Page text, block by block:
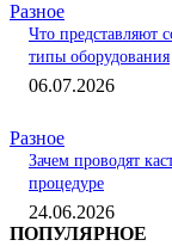
Разное
Что представляют
типы оборудования
06.07.2026
Разное
Зачем проводят
процедуре
24.06.2026
ПОПУЛЯРНОЕ